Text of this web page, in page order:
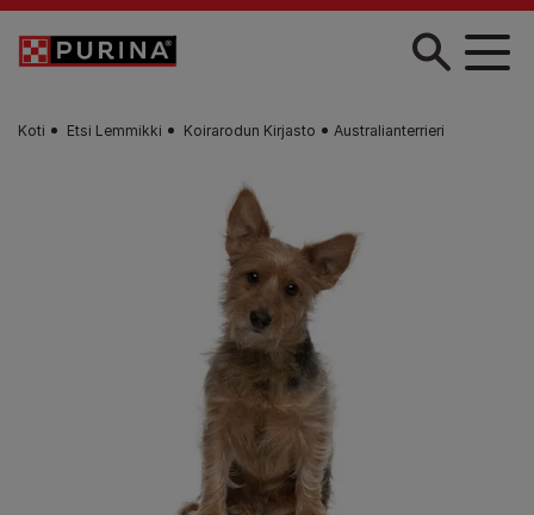
Skip to main content
Koti Etsi Lemmikki Koirarodun Kirjasto Australianterrieri